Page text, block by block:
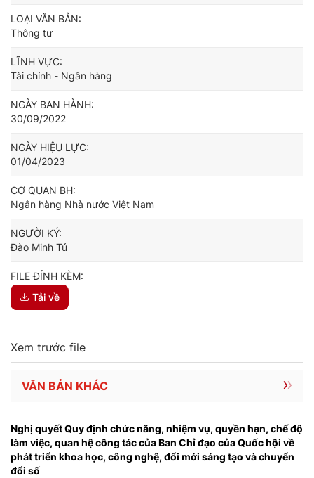
LOẠI VĂN BẢN:
Thông tư
LĨNH VỰC:
Tài chính - Ngân hàng
NGÀY BAN HÀNH:
30/09/2022
NGÀY HIỆU LỰC:
01/04/2023
CƠ QUAN BH:
Ngân hàng Nhà nước Việt Nam
NGƯỜI KÝ:
Đào Minh Tú
FILE ĐÍNH KÈM:
Tải về
Xem trước file
VĂN BẢN KHÁC
Nghị quyết Quy định chức năng, nhiệm vụ, quyền hạn, chế độ
làm việc, quan hệ công tác của Ban Chỉ đạo của Quốc hội về
phát triển khoa học, công nghệ, đổi mới sáng tạo và chuyển
đổi số